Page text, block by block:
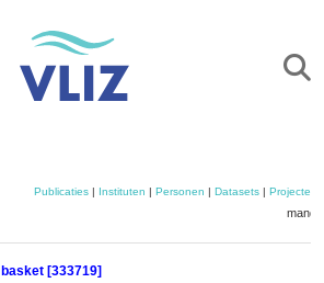
Publicaties | Instituten | Personen | Datasets | Projecten
[333719]